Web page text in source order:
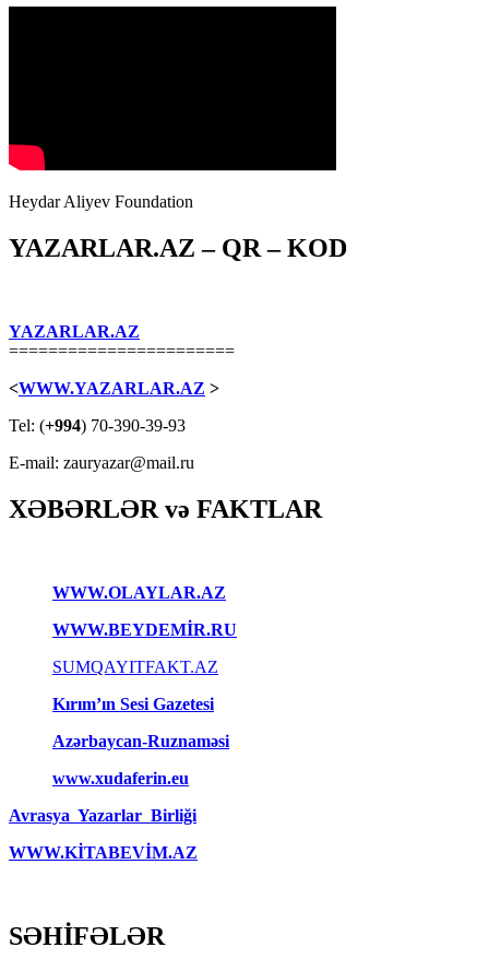
Heydar Aliyev Foundation
YAZARLAR.AZ – QR – KOD
YAZARLAR.AZ
=======================
<WWW.YAZARLAR.AZ >
Tel: (+994) 70-390-39-93
E-mail: zauryazar@mail.ru
XƏBƏRLƏR və FAKTLAR
WWW.OLAYLAR.AZ
WWW.BEYDEMİR.RU
SUMQAYITFAKT.AZ
Kırım’ın Sesi Gazetesi
Azərbaycan-Ruznaməsi
www.xudaferin.eu
Avrasya Yazarlar Birliği
WWW.KİTABEVİM.AZ
SƏHİFƏLƏR